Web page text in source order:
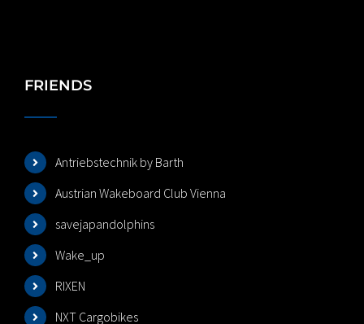
FRIENDS
Antriebstechnik by Barth
Austrian Wakeboard Club Vienna
savejapandolphins
Wake_up
RIXEN
NXT Cargobikes